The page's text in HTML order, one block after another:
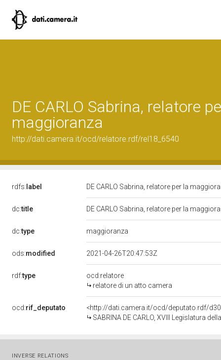
DE CARLO Sabrina, relatore
maggioranza
http://dati.camera.it/ocd/relatore.rdf/rel18_6540
rdfs: label DE CARLO Sabrina, relatore per la
dc:title DE CARLO Sabrina, relatore per la
dc:type maggioranza
ods:modified 2021-04-26T20:47:53Z
rdf:type
ocd:relatore
relatore di un atto camera
ocd:rif_deputato
<http://dati.camera.it/ocd/deputato.rdf/
SABRINA DE CARLO, XVIII Legislatura
INVERSE RELATIONS